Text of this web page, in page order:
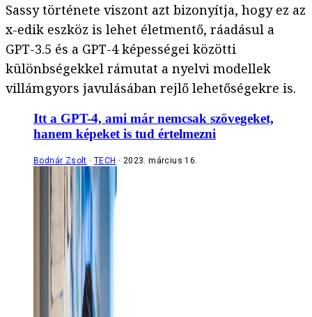
Sassy története viszont azt bizonyítja, hogy ez az
x-edik eszköz is lehet életmentő, ráadásul a
GPT-3.5 és a GPT-4 képességei közötti
különbségekkel rámutat a nyelvi modellek
villámgyors javulásában rejlő lehetőségekre is.
Itt a GPT-4, ami már nemcsak szövegeket,
hanem képeket is tud értelmezni
Bodnár Zsolt TECH 2023. március 16.